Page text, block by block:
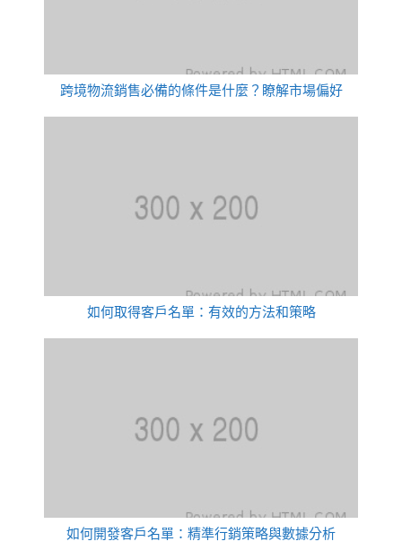
跨境物流銷售必備的條件是什麼？瞭解市場偏好
如何取得客戶名單：有效的方法和策略
如何開發客戶名單：精準行銷策略與數據分析